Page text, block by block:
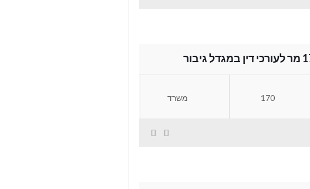
משרד להשכרה 170 מר לעורכי דין במגדל גיבור
170 משרד